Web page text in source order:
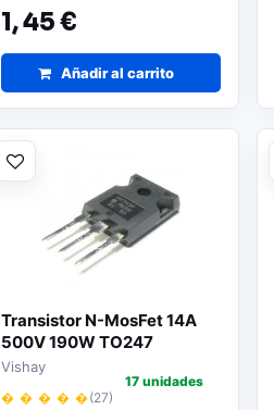
1,45 €
Añadir al carrito
Transistor N-MosFet 14A
500V 190W TO247
IRFP450PBF
Vishay
� � � � �(27)
17 unidades